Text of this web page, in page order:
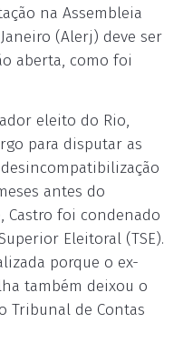
na Assembleia
(Alerj) deve ser
aberta, como foi
eleito do Rio,
para disputar as
antes do
foi condenado
Eleitoral (TSE).
porque o ex-
também deixou o
Tribunal de Contas